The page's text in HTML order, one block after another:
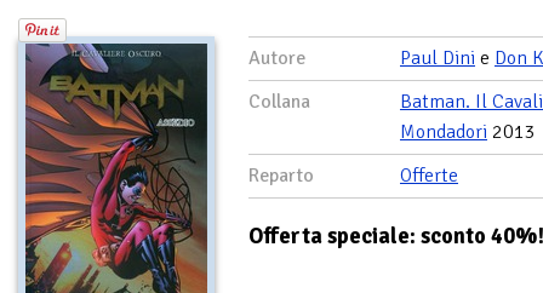
Autore Paul Dini e Don
Collana
Batman. Il
Mondadori 2013
Reparto
Offerte
Offerta speciale: sconto